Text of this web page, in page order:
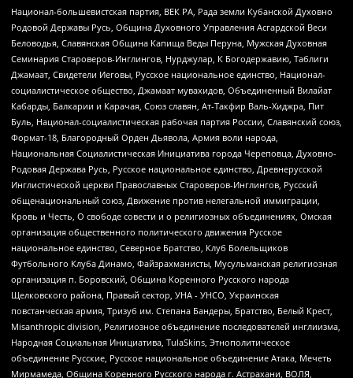
Национал-большевистская партия, ВЕК РА, Рада земли Кубанской Духовно
Родовой Державы Русь, Община Духовного Управления Асгардской Веси
Беловодья, Славянская Община Капища Веды Перуна, Мужская Духовная
Семинария Староверов-Инглингов, Нурджулар, К Богодержавию, Таблиги
Джамаат, Свидетели Иеговы, Русское национальное единство, Национал-
социалистическое общество, Джамаат мувахидов, Объединенный Вилайат
Кабарды, Балкарии и Карачая, Союз славян, Ат-Такфир Валь-Хиджра, Пит
Буль, Национал-социалистическая рабочая партия России, Славянский союз,
Формат-18, Благородный Орден Дьявола, Армия воли народа,
Национальная Социалистическая Инициатива города Череповца, Духовно-
Родовая Держава Русь, Русское национальное единство, Древнерусской
Инглистической церкви Православных Староверов-Инглингов, Русский
общенациональный союз, Движение против нелегальной иммиграции,
Кровь и Честь, О свободе совести и о религиозных объединениях, Омская
организация общественного политического движения Русское
национальное единство, Северное Братство, Клуб Болельщиков
Футбольного Клуба Динамо, Файзрахманисты, Мусульманская религиозная
организация п. Боровский, Община Коренного Русского народа
Щелковского района, Правый сектор, УНА - УНСО, Украинская
повстанческая армия, Тризуб им. Степана Бандеры, Братство, Белый Крест,
Misanthropic division, Религиозное объединение последователей инглиизма,
Народная Социальная Инициатива, TulaSkins, Этнополитическое
объединение Русские, Русское национальное объединение Атака, Мечеть
Мирмамеда, Община Коренного Русского народа г. Астрахани, ВОЛЯ,